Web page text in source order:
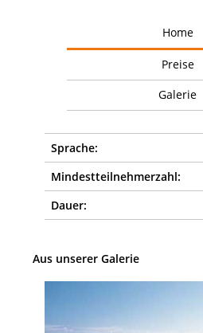
Home
Preise
Galerie
Sprache:
Mindestteilnehmerzahl:
Dauer:
Aus unserer Galerie